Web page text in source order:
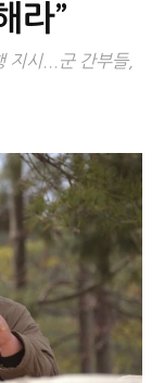
라”
지시...군 간부들,